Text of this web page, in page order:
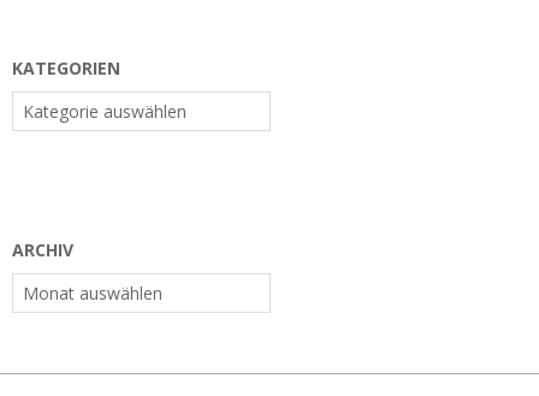
KATEGORIEN
Kategorien
ARCHIV
Archiv